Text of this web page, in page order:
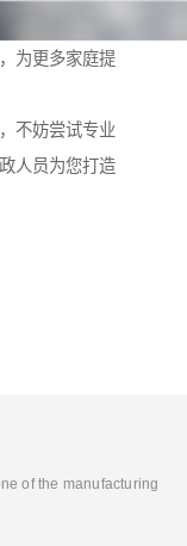
为更多家庭提
不妨尝试专业
人员为您打造
of the manufacturing